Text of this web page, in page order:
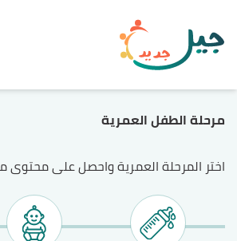
مرحلة الطفل العمرية
اختر المرحلة العمرية واحصل على